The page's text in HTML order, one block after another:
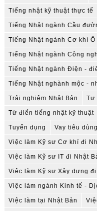
Tiếng nhật kỹ thuật thực tế
Tiếng Nhật ngành Cầu
Tiếng Nhật ngành Cơ khí Ô
Tiếng Nhật ngành Công
Tiếng Nhật ngành Điện -
Tiếng Nhật nghành mộc -
Trải nghiệm Nhật Bản Tư
Từ điển tiếng nhật kỹ thuật
Tuyển dụng Vay tiêu
Việc làm Kỹ sư Cơ khí đi
Việc làm Kỹ sư IT đi Nhật
Việc làm Kỹ sư Xây dựng đi
Việc làm ngành Kinh tế -
Việc làm tại Nhật Bản